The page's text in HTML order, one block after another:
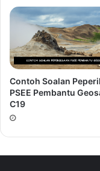
PENAFIAN :
dipaparkan
Contoh Soalan
PSEE Pembantu
C19